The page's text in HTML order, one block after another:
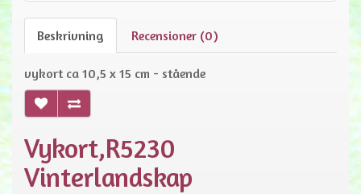
Beskrivning Recensioner (0)
vykort ca 10,5 x 15 cm - stående
Vykort,R5230
Vinterlandskap